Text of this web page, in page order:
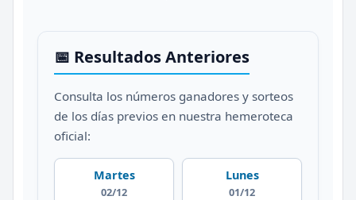
📅 Resultados Anteriores
Consulta los números ganadores y sorteos
de los días previos en nuestra hemeroteca
oficial:
Martes
02/12
Lunes
01/12